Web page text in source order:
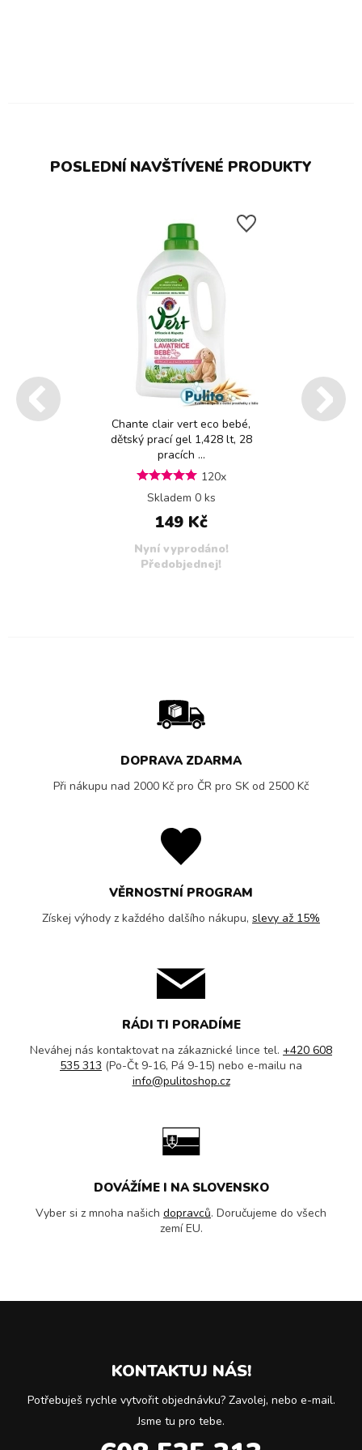
POSLEDNÍ NAVŠTÍVENÉ PRODUKTY
Chante clair vert eco bebé,
dětský prací gel 1,428 lt, 28
pracích ...
120x
Skladem 0 ks
149 Kč
Nyní vyprodáno!
Předobjednej!
DOPRAVA ZDARMA
Při nákupu nad 2000 Kč pro ČR pro SK od 2500 Kč
VĚRNOSTNÍ PROGRAM
Získej výhody z každého dalšího nákupu, slevy až 15%
RÁDI TI PORADÍME
Neváhej nás kontaktovat na zákaznické lince tel. +420 608
535 313 (Po-Čt 9-16, Pá 9-15) nebo e-mailu na
info@pulitoshop.cz
DOVÁŽÍME I NA SLOVENSKO
Vyber si z mnoha našich dopravců. Doručujeme do všech
zemí EU.
KONTAKTUJ NÁS!
Potřebuješ rychle vytvořit objednávku? Zavolej, nebo e-mail.
Jsme tu pro tebe.